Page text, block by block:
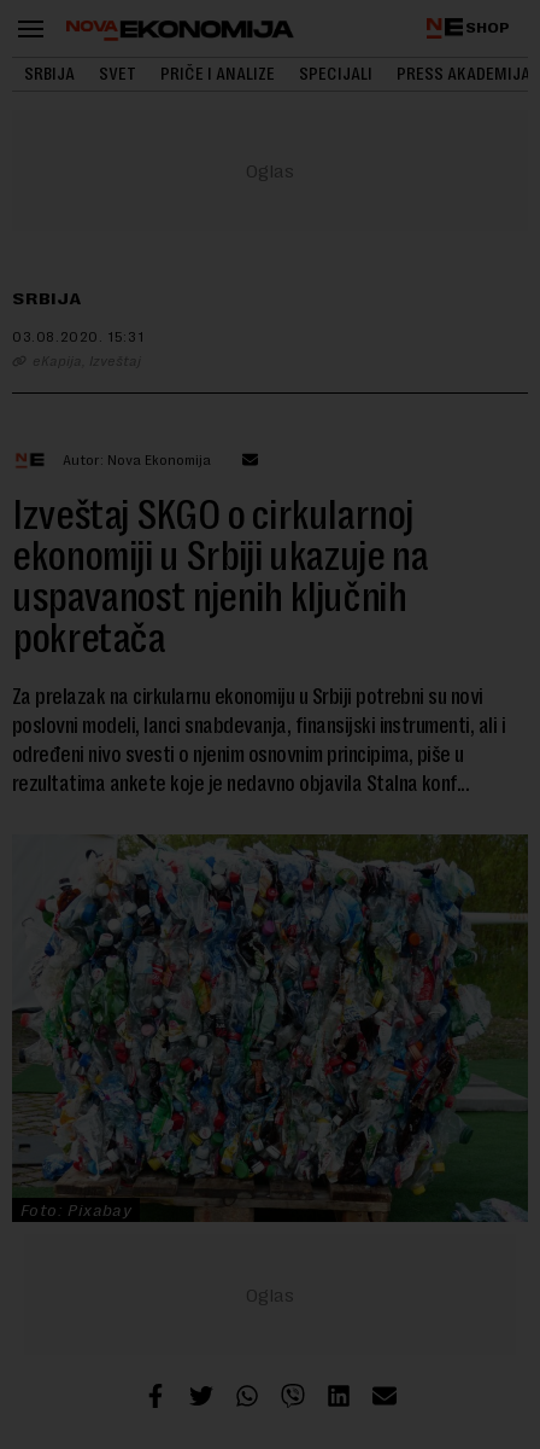
SHOP
SRBIJA SVET PRIČE I ANALIZE SPECIJALI PRESS AKADEMIJA
SRBIJA
03.08.2020. 15:31
eKapija, Izveštaj
Autor: Nova Ekonomija
Izveštaj SKGO o cirkularnoj
ekonomiji u Srbiji ukazuje na
uspavanost njenih ključnih
pokretača
Za prelazak na cirkularnu ekonomiju u Srbiji potrebni su novi
poslovni modeli, lanci snabdevanja, finansijski instrumenti, ali i
određeni nivo svesti o njenim osnovnim principima, piše u
rezultatima ankete koje je nedavno objavila Stalna konf...
Foto: Pixabay